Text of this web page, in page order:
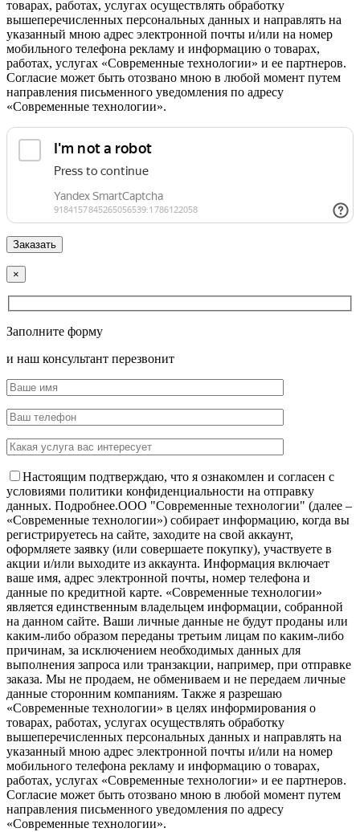
товарах, работах, услугах осуществлять обработку
вышеперечисленных персональных данных и направлять на
указанный мною адрес электронной почты и/или на номер
мобильного телефона рекламу и информацию о товарах,
работах, услугах «Современные технологии» и ее партнеров.
Согласие может быть отозвано мною в любой момент путем
направления письменного уведомления по адресу
«Современные технологии».
×
Заполните форму
и наш консультант перезвонит
Настоящим подтверждаю, что я ознакомлен и согласен с
условиями политики конфиденциальности на отправку
данных. Подробнее.OOO "Современные технологии" (далее –
«Современные технологии») собирает информацию, когда вы
регистрируетесь на сайте, заходите на свой аккаунт,
оформляете заявку (или совершаете покупку), участвуете в
акции и/или выходите из аккаунта. Информация включает
ваше имя, адрес электронной почты, номер телефона и
данные по кредитной карте. «Современные технологии»
является единственным владельцем информации, собранной
на данном сайте. Ваши личные данные не будут проданы или
каким-либо образом переданы третьим лицам по каким-либо
причинам, за исключением необходимых данных для
выполнения запроса или транзакции, например, при отправке
заказа. Мы не продаем, не обмениваем и не передаем личные
данные сторонним компаниям. Также я разрешаю
«Современные технологии» в целях информирования о
товарах, работах, услугах осуществлять обработку
вышеперечисленных персональных данных и направлять на
указанный мною адрес электронной почты и/или на номер
мобильного телефона рекламу и информацию о товарах,
работах, услугах «Современные технологии» и ее партнеров.
Согласие может быть отозвано мною в любой момент путем
направления письменного уведомления по адресу
«Современные технологии».